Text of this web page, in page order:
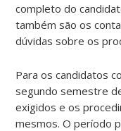
completo do
também são os
dúvidas sobre os
Para os candidatos
segundo semestre
exigidos e os
mesmos. O período